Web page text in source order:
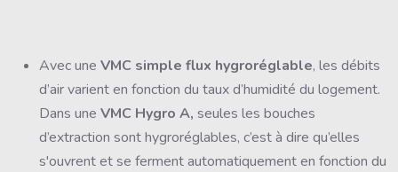
Avec une VMC simple flux hygroréglable, les débits
d’air varient en fonction du taux d’humidité du logement.
Dans une VMC Hygro A, seules les bouches
d’extraction sont hygroréglables, c’est à dire qu’elles
s'ouvrent et se ferment automatiquement en fonction du